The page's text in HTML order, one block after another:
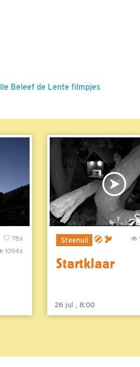
Beleef de Lente filmpjes
78x
1094x
Steenuil
Startklaar
26 jul , 8:00